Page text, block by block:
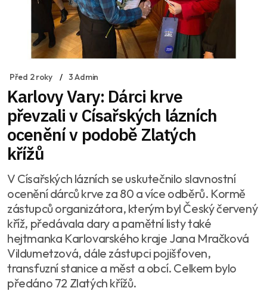
Před 2 roky 3 Admin
Karlovy Vary: Dárci krve
převzali v Císařských lázních
ocenění v podobě Zlatých
křížů
V Císařských lázních se uskutečnilo slavnostní
ocenění dárců krve za 80 a více odběrů. Kormě
zástupců organizátora, kterým byl Český červený
kříž, předávala dary a pamětní listy také
hejtmanka Karlovarského kraje Jana Mračková
Vildumetzová, dále zástupci pojišťoven,
transfuzní stanice a měst a obcí. Celkem bylo
předáno 72 Zlatých křížů.